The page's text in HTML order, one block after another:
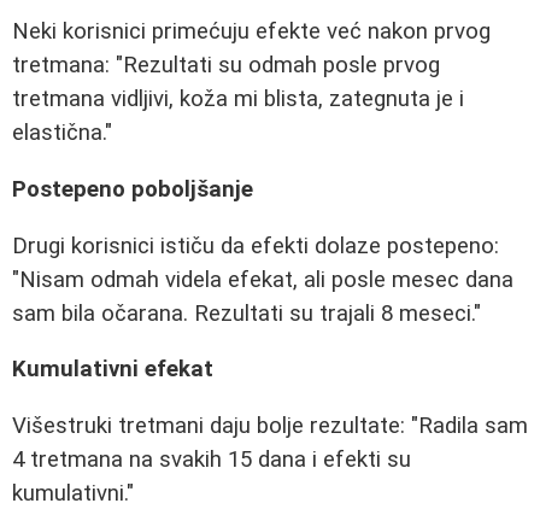
Neki korisnici primećuju efekte već nakon prvog
tretmana: "Rezultati su odmah posle prvog
tretmana vidljivi, koža mi blista, zategnuta je i
elastična."
Postepeno poboljšanje
Drugi korisnici ističu da efekti dolaze postepeno:
"Nisam odmah videla efekat, ali posle mesec dana
sam bila očarana. Rezultati su trajali 8 meseci."
Kumulativni efekat
Višestruki tretmani daju bolje rezultate: "Radila sam
4 tretmana na svakih 15 dana i efekti su
kumulativni."